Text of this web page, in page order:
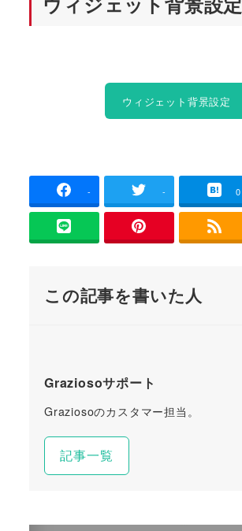
ウィジェット背景設定
- - 0
この記事を書いた人
Graziosoサポート
Graziosoのカスタマー担当。
記事一覧